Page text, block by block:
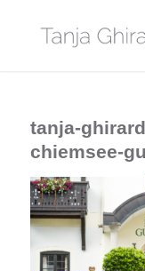
tanja-
chiemsee-